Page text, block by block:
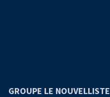
GROUPE LE NOUVELLISTE